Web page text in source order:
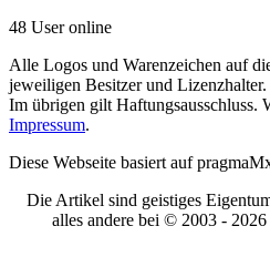
48 User online
Alle Logos und Warenzeichen auf
jeweiligen Besitzer und Lizenzhalter.
Im übrigen gilt Haftungsausschluss.
Impressum.
Diese Webseite basiert auf
Die Artikel sind geistiges
alles andere bei © 2003 -